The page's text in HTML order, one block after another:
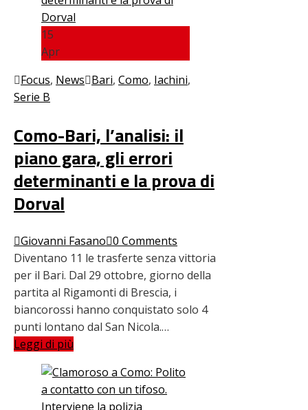
15
Apr
Focus, News Bari, Como, Iachini,
Serie B
Como-Bari, l’analisi: il
piano gara, gli errori
determinanti e la prova di
Dorval
Giovanni Fasano 0 Comments
Diventano 11 le trasferte senza vittoria
per il Bari. Dal 29 ottobre, giorno della
partita al Rigamonti di Brescia, i
biancorossi hanno conquistato solo 4
punti lontano dal San Nicola.…
Leggi di più